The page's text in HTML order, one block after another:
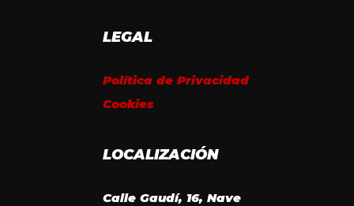
LEGAL
Política de Privacidad
Cookies
LOCALIZACIÓN
Calle Gaudí, 16, Nave